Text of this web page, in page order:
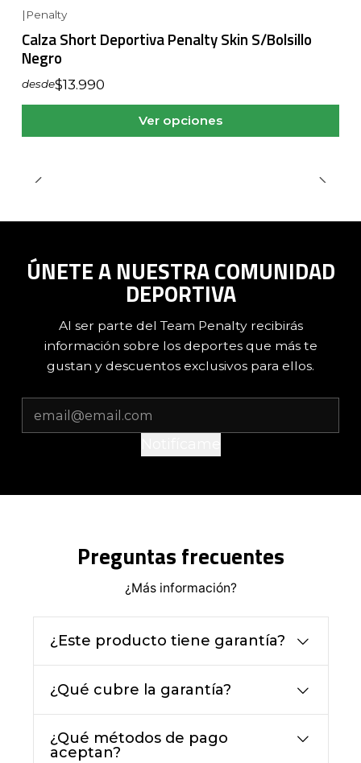
| Penalty
Calza Short Deportiva Penalty Skin S/Bolsillo
Negro
desde$13.990
Ver opciones
ÚNETE A NUESTRA COMUNIDAD
DEPORTIVA
Al ser parte del Team Penalty recibirás
información sobre los deportes que más te
gustan y descuentos exclusivos para ellos.
Preguntas frecuentes
¿Más información?
¿Este producto tiene garantía?
¿Qué cubre la garantía?
¿Qué métodos de pago
aceptan?